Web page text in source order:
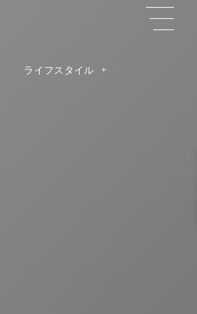
ライフスタイル